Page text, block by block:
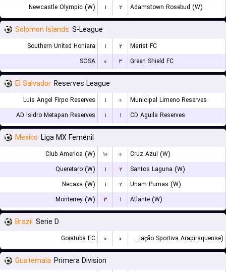
Newcastle Olympic (W) ۱ ۲ Adamstown Rosebud (W)
Solomon Islands S-League
Southern United Honiara ۱ ۲
Marist FC
SOSA
۰ ۳ Green Shield FC
El Salvador Reserves League
Luis Angel Firpo Reserves ۱ ۰
Municipal Limeno Reserves
AD Isidro Metapan Reserves
۱ ۱ CD Aguila Reserves
Mexico Liga MX Femenil
Club America (W) ۱۰ ۰
Cruz Azul (W)
Queretaro (W)
۱ ۲
Santos Laguna (W)
Necaxa (W)
۱ ۲
Unam Pumas (W)
Monterrey (W)
۳ ۱ Atlante (W)
Brazil Serie D
Goiatuba EC ۰ ۰ ASA (Agremiação Sportiva Arapiraquense)
Guatemala Primera Division